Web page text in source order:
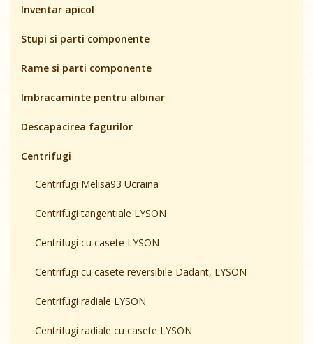
Inventar apicol
Stupi si parti componente
Rame si parti componente
Imbracaminte pentru albinar
Descapacirea fagurilor
Centrifugi
Centrifugi Melisa93 Ucraina
Centrifugi tangentiale LYSON
Centrifugi cu casete LYSON
Centrifugi cu casete reversibile Dadant, LYSON
Centrifugi radiale LYSON
Centrifugi radiale cu casete LYSON